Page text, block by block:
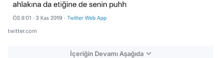
twitter.com
İçeriğin Devamı Aşağıda